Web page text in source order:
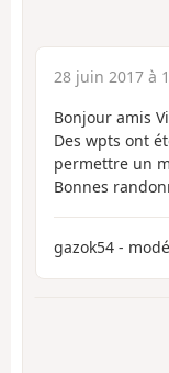
28 juin 2017 à
Bonjour amis
Des wpts ont
permettre un
Bonnes
gazok54 -